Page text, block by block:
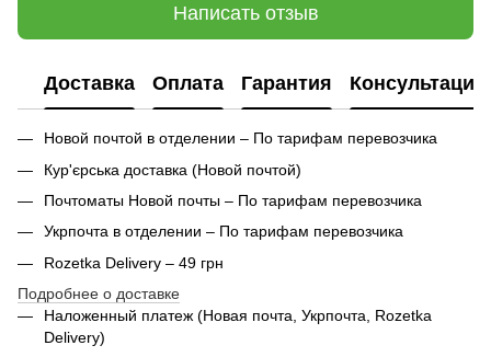
Написать отзыв
Доставка Оплата Гарантия Консультация
Новой почтой в отделении – По тарифам перевозчика
Кур'єрська доставка (Новой почтой)
Почтоматы Новой почты – По тарифам перевозчика
Укрпочта в отделении – По тарифам перевозчика
Rozetka Delivery – 49 грн
Подробнее о доставке
Наложенный платеж (Новая почта, Укрпочта, Rozetka
Delivery)